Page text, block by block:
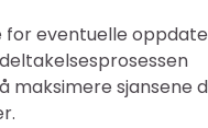
for eventuelle
maksimere sjansene